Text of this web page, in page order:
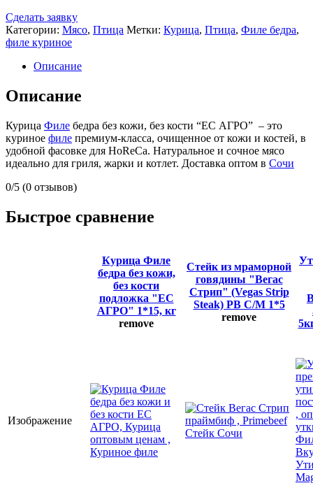
Сделать заявку
Категории: Мясо, Птица Метки: Курица, Птица, Филе бедра,
филе куриное
Описание
Описание
Курица Филе бедра без кожи, без кости “ЕС АГРО” – это
куриное филе премиум-класса, очищенное от кожи и костей, в
удобной фасовке для HoReCa. Натуральное и сочное мясо
идеально для гриля, жарки и котлет. Доставка оптом в Сочи
0/5 (0 отзывов)
Быстрое сравнение
Курица Филе
бедра без кожи,
без кости
подложка "ЕС
АГРО" 1*15, кг
remove
Стейк из мраморной
говядины "Вегас
Стрип" (Vegas Strip
Steak) PB С/М 1*5
remove
Изображение